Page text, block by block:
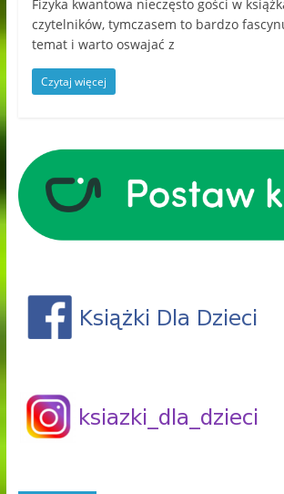
Fizyka kwantowa nieczęsto gości w
czytelników, tymczasem to bardzo
temat i warto oswajać z
Czytaj więcej